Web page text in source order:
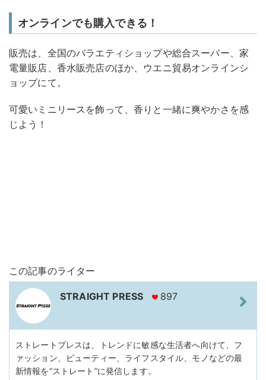
オンラインでも購入できる！
販売は、全国のバラエティショップや総合スーパー、家
電量販店、香水販売店のほか、ウエニ貿易オンラインシ
ョップにて。
可愛いミニリースを飾って、香りと一緒に爽やかさを感
じよう！
この記事のライター
STRAIGHT PRESS 897
ストレートプレスは、トレンドに敏感な生活者へ向けて、フ
ァッション、ビューティー、ライフスタイル、モノなどの最
新情報を“ストレート”に発信します。